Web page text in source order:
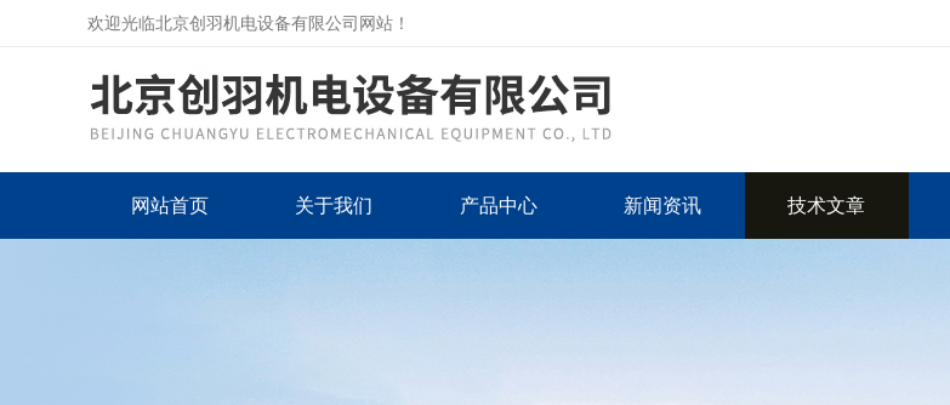
欢迎光临北京创羽机电设备有限公司网站！
网站首页 关于我们 产品中心 新闻资讯 技术文章